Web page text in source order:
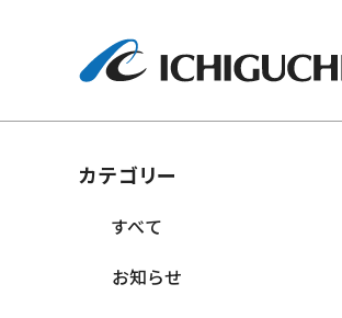
カテゴリー
すべて
お知らせ